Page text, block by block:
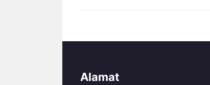
Alamat